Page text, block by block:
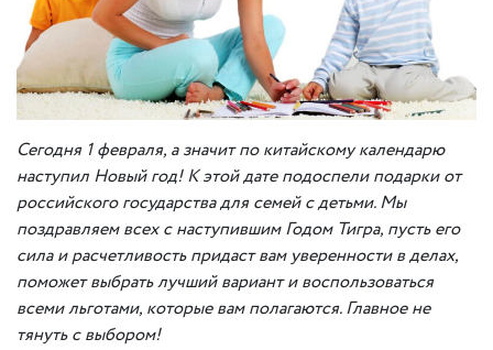
Сегодня 1 февраля, а значит по китайскому календарю
наступил Новый год! К этой дате подоспели подарки от
российского государства для семей с детьми. Мы
поздравляем всех с наступившим Годом Тигра, пусть его
сила и расчетливость придаст вам уверенности в делах,
поможет выбрать лучший вариант и воспользоваться
всеми льготами, которые вам полагаются. Главное не
тянуть с выбором!